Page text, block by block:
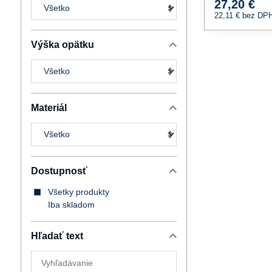
27,20 €
22,11 € bez
Výška opätku
Materiál
Dostupnosť
Všetky produkty
Iba skladom
Hľadať text